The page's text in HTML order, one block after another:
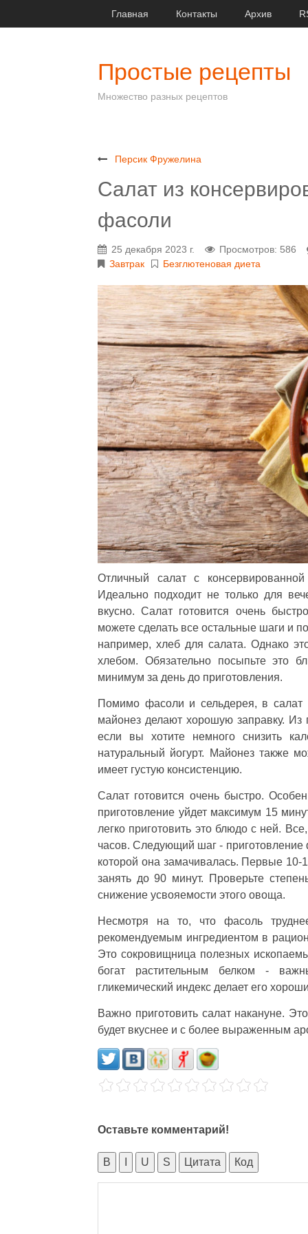
Главная Контакты Архив
Простые рецепты
Множество разных рецептов
Персик Фружелина
Салат из
фасоли
25 декабря 2023 г.
Просмотров: 586
Завтрак
Безглютеновая диета
Отличный салат с
Идеально подходит не только для
вкусно. Салат готовится очень
можете сделать все остальные шаги и
например, хлеб для салата. Однако
хлебом. Обязательно посыпьте это
минимум за день до приготовления.
Помимо фасоли и сельдерея, в салат
майонез делают хорошую заправку.
если вы хотите немного снизить
натуральный йогурт. Майонез также
имеет густую консистенцию.
Салат готовится очень быстро.
приготовление уйдет максимум 15
легко приготовить это блюдо с ней.
часов. Следующий шаг -
которой она замачивалась. Первые 10-
занять до 90 минут. Проверьте
снижение усвояемости этого овоща.
Несмотря на то, что фасоль
рекомендуемым ингредиентом в
Это сокровищница полезных
богат растительным белком -
гликемический индекс делает его
Важно приготовить салат накануне.
будет вкуснее и с более выраженным
Оставьте комментарий!
B U S Цитата Код